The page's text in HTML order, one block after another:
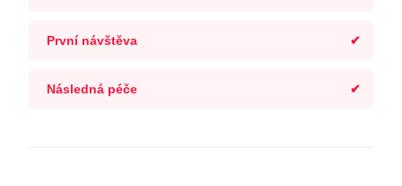
První návštěva
Následná péče